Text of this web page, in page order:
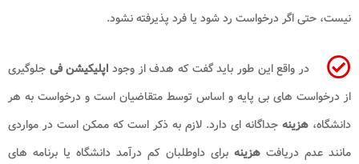
نیست، حتی اگر درخواست رد شود یا فرد پذیرفته نشود.
در واقع این طور باید گفت که هدف از وجود اپلیکیشن فی جلوگیری
از درخواست های بی پایه و اساس توسط متقاضیان است و درخواست به هر
دانشگاه، هزینه جداگانه ای دارد. لازم به ذکر است که ممکن است در مواردی
مانند عدم دریافتهزینه برای داوطلبان کم درآمد دانشگاه یا برنامه های